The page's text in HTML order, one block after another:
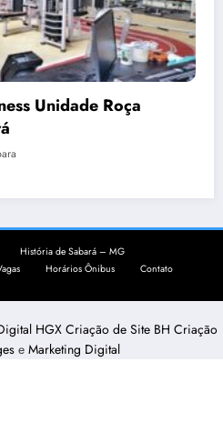
Unidade Roça
História de Sabará – MG
Vagas
HGX Criação de Site BH Criação
e Marketing Digital